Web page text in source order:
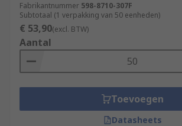
Fabrikantnummer 598-8710-307F
Subtotaal (1 verpakking van 50 eenheden)
€ 53,90(excl. BTW)
Aantal
Toevoegen
Datasheets